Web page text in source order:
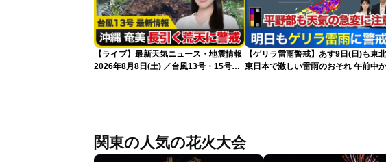
【ライブ】最新天気ニュース・地震情報
2026年8月8日(土) ／台風13号・15号
【ゲリラ雷雨警戒】あす9日(日)も東
東日本で激しい雷雨のおそれ 午前中
関東の人気の花火大会